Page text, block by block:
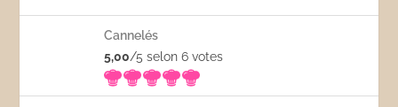
Cannelés
5,00/5 selon 6votes